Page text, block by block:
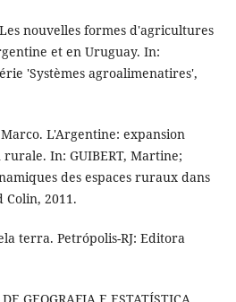
nouvelles formes d'agricultures
et en Uruguay. In:
'Systèmes agroalimenatires',
L'Argentine: expansion
In: GUIBERT, Martine;
des espaces ruraux dans
Colin, 2011.
terra. Petrópolis-RJ: Editora